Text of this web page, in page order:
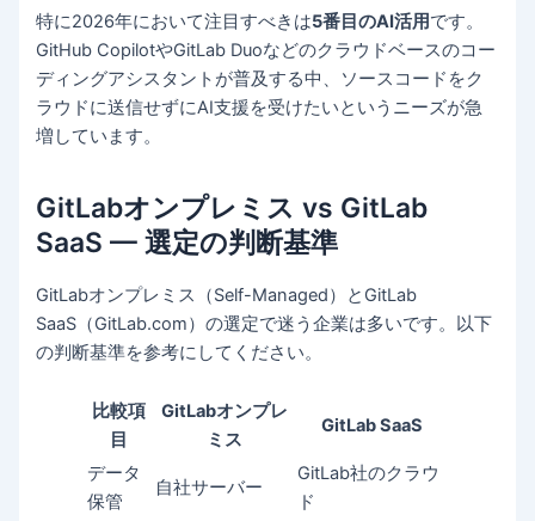
特に2026年において注目すべきは5番目のAI活用です。
GitHub CopilotやGitLab Duoなどのクラウドベースのコー
ディングアシスタントが普及する中、ソースコードをク
ラウドに送信せずにAI支援を受けたいというニーズが急
増しています。
GitLabオンプレミス vs GitLab
SaaS — 選定の判断基準
GitLabオンプレミス（Self-Managed）とGitLab
SaaS（GitLab.com）の選定で迷う企業は多いです。以下
の判断基準を参考にしてください。
比較項
目
GitLabオンプレ
ミス
GitLab SaaS
データ
保管
自社サーバー
GitLab社のクラウ
ド